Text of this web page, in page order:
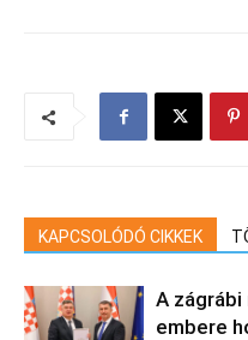
KAPCSOLÓDÓ CIKKEK
A
embere